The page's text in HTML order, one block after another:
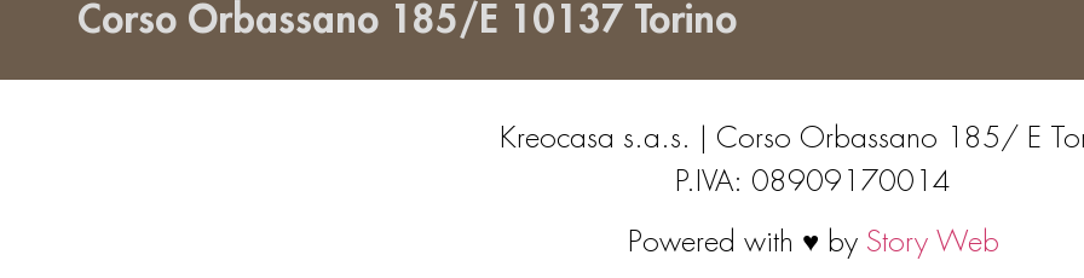
Corso Orbassano 185/E 10137 Torino
Kreocasa s.a.s. | Corso Orbassano 185/ E
P.IVA: 08909170014
Powered with ♥ by Story Web